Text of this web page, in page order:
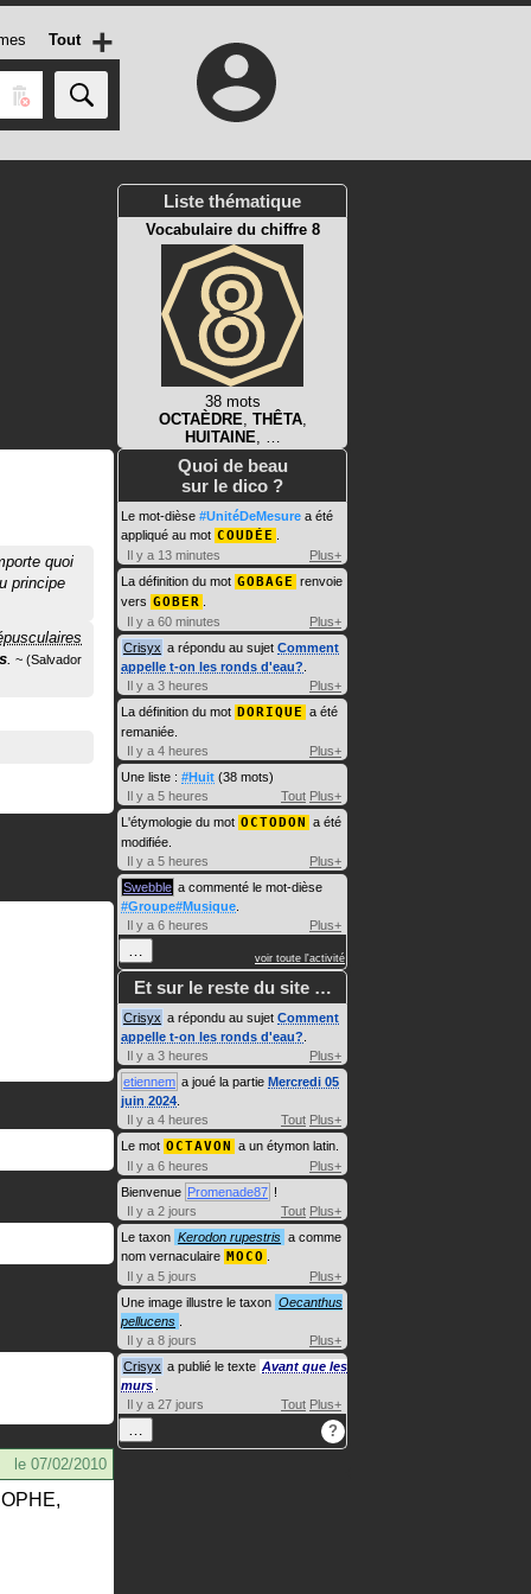
Tout +
quoi
principe
.
Salvador
le 07/02/2010
Liste thématique
Vocabulaire du chiffre 8
38 mots
OCTAÈDRE, THÊTA,
HUITAINE, …
Quoi de beau
sur le dico ?
Le mot-dièse #UnitéDeMesure a été
appliqué au mot COUDÉE
Il y a 13 minutes
Plus+
La définition du mot GOBAGE renvoie
vers GOBER
Il y a 60 minutes
Plus+
Crisyx a répondu au sujet Comment
appelle t-on les ronds d'eau?
Il y a 3 heures
Plus+
La définition du mot DORIQUE a été
remaniée.
Il y a 4 heures
Plus+
Une liste : #Huit (38 mots)
Il y a 5 heures
Tout Plus+
L'étymologie du mot OCTODON a été
modifiée.
Il y a 5 heures
Plus+
Swebble a commenté le mot-dièse
#Groupe#Musique
Il y a 6 heures
Plus+
… voir toute l'activité
Et sur le reste du site …
Crisyx a répondu au sujet Comment
appelle t-on les ronds d'eau?
Il y a 3 heures
Plus+
etiennem a joué la partie Mercredi 05
juin 2024
Il y a 4 heures
Tout Plus+
Le mot OCTAVON a un étymon latin.
Il y a 6 heures
Plus+
Bienvenue Promenade87 !
Il y a 2 jours
Tout Plus+
Le taxon Kerodon rupestris a comme
nom vernaculaire MOCO
Il y a 5 jours
Plus+
Une image illustre le taxon Oecanthus
pellucens
Il y a 8 jours
Plus+
Crisyx a publié le texte Avant que les
murs
Il y a 27 jours
Tout Plus+
… ?